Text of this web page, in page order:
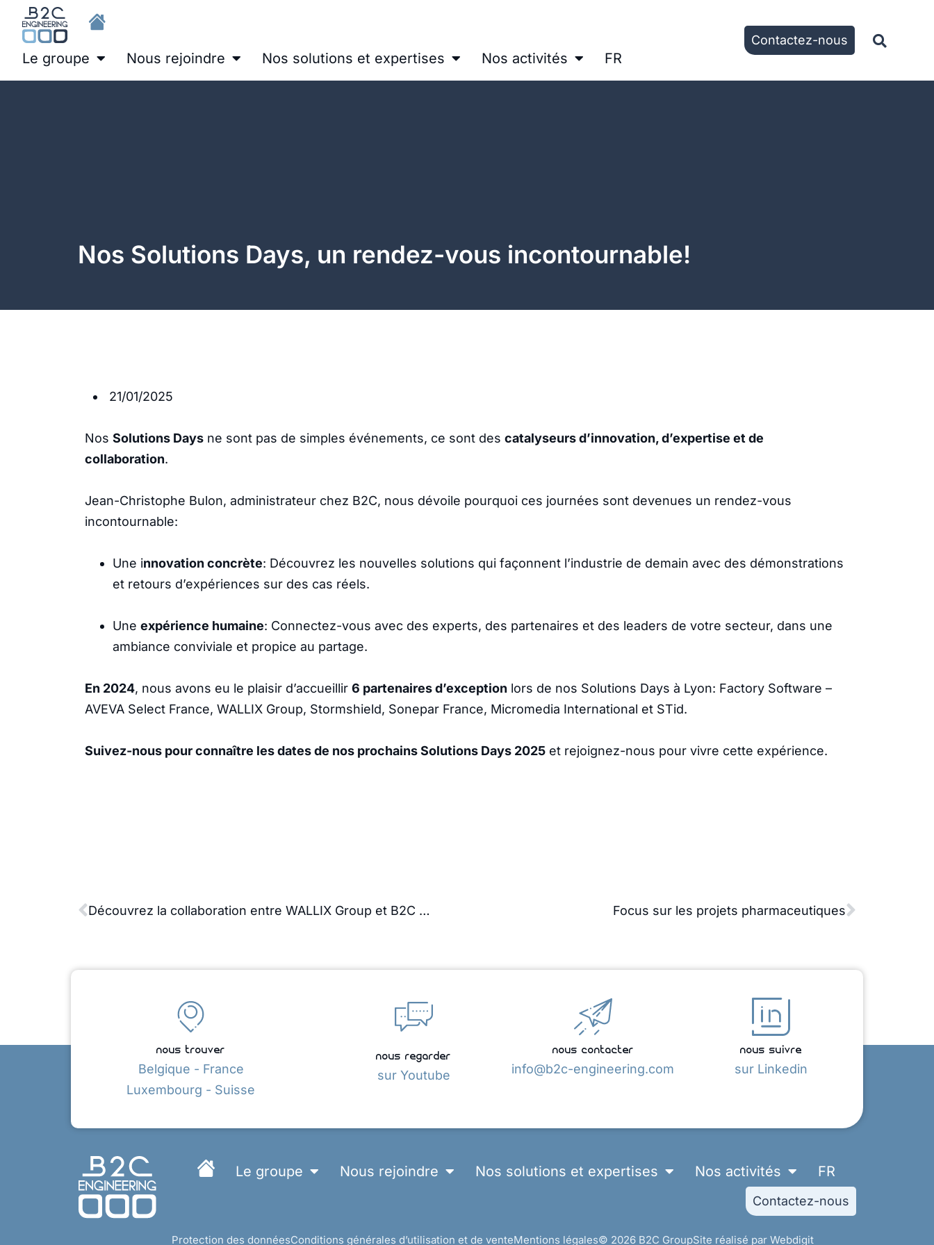
Le groupe Nous rejoindre Nos solutions et expertises Nos activités FR
Contactez-nous
Nos Solutions Days, un rendez-vous incontournable!
21/01/2025
Nos Solutions Days ne sont pas de simples événements, ce sont des catalyseurs d’innovation, d’expertise et de
collaboration.
Jean-Christophe Bulon, administrateur chez B2C, nous dévoile pourquoi ces journées sont devenues un rendez-vous
incontournable:
Une innovation concrète: Découvrez les nouvelles solutions qui façonnent l’industrie de demain avec des démonstrations
et retours d’expériences sur des cas réels.
Une expérience humaine: Connectez-vous avec des experts, des partenaires et des leaders de votre secteur, dans une
ambiance conviviale et propice au partage.
En 2024, nous avons eu le plaisir d’accueillir 6 partenaires d’exception lors de nos Solutions Days à Lyon: Factory Software –
AVEVA Select France, WALLIX Group, Stormshield, Sonepar France, Micromedia International et STid.
Suivez-nous pour connaître les dates de nos prochains Solutions Days 2025 et rejoignez-nous pour vivre cette expérience.
Découvrez la collaboration entre WALLIX Group et B2C Engineering Focus sur les projets pharmaceutiques
nous trouver
Belgique - France
Luxembourg - Suisse
nous regarder
sur Youtube
nous contacter
info@b2c-engineering.com
nous suivre
sur Linkedin
Le groupe Nous rejoindre Nos solutions et expertises Nos activités FR
Contactez-nous
Protection des donnéesConditions générales d’utilisation et de venteMentions légales© 2026 B2C GroupSite réalisé par Webdigit